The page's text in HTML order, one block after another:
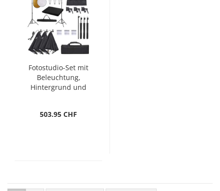
Fotostudio-Set mit
Beleuchtung,
Hintergrund und
503.95 CHF